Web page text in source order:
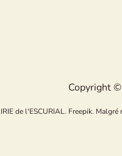
Copyright
de l'ESCURIAL. Freepik.